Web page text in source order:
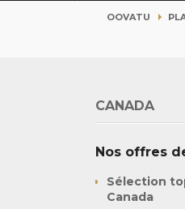
OOVATU
CANADA
Nos offres
Sélection
Canada